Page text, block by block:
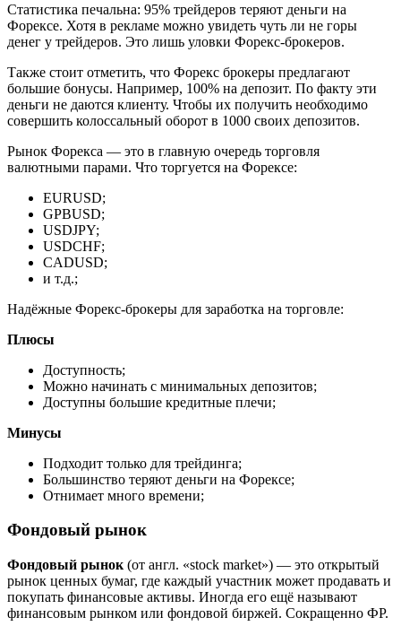
Статистика печальна: 95% трейдеров теряют деньги на
Форексе. Хотя в рекламе можно увидеть чуть ли не горы
денег у трейдеров. Это лишь уловки Форекс-брокеров.
Также стоит отметить, что Форекс брокеры предлагают
большие бонусы. Например, 100% на депозит. По факту эти
деньги не даются клиенту. Чтобы их получить необходимо
совершить колоссальный оборот в 1000 своих депозитов.
Рынок Форекса — это в главную очередь торговля
валютными парами. Что торгуется на Форексе:
EURUSD;
GPBUSD;
USDJPY;
USDCHF;
CADUSD;
и т.д.;
Надёжные Форекс-брокеры для заработка на торговле:
Плюсы
Доступность;
Можно начинать с минимальных депозитов;
Доступны большие кредитные плечи;
Минусы
Подходит только для трейдинга;
Большинство теряют деньги на Форексе;
Отнимает много времени;
Фондовый рынок
Фондовый рынок (от англ. «stock market») — это открытый
рынок ценных бумаг, где каждый участник может продавать и
покупать финансовые активы. Иногда его ещё называют
финансовым рынком или фондовой биржей. Сокращенно ФР.